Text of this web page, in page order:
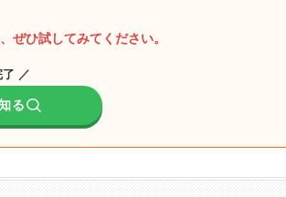
ぜひ試してみてください。
／
る